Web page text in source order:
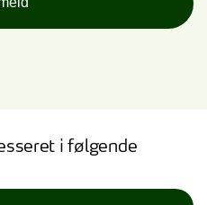
i følgende